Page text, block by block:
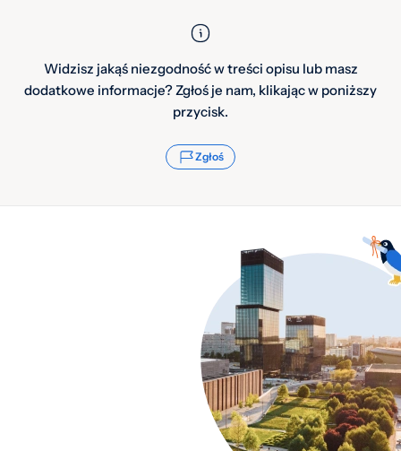
Widzisz jakąś niezgodność w treści opisu lub masz
dodatkowe informacje? Zgłoś je nam, klikając w poniższy
przycisk.
Zgłoś